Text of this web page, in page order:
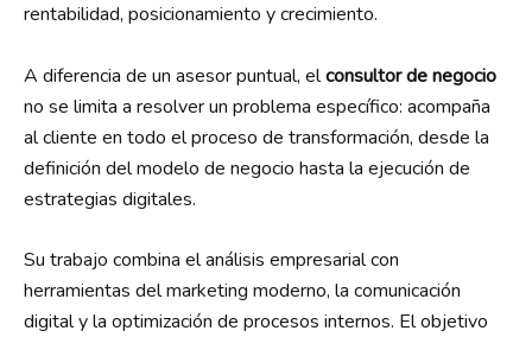
rentabilidad, posicionamiento y crecimiento.
A diferencia de un asesor puntual, elconsultor de negocio
no se limita a resolver un problema específico: acompaña
al cliente en todo el proceso de transformación, desde la
definición del modelo de negocio hasta la ejecución de
estrategias digitales.
Su trabajo combina el análisis empresarial con
herramientas del marketing moderno, la comunicación
digital y la optimización de procesos internos. El objetivo